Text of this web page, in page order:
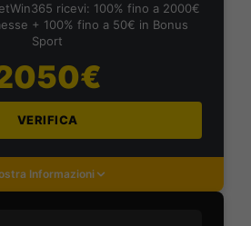
ricevi: 100% fino a 2000€
+ 100% fino a 50€ in Bonus
Sport
VERIFICA
Informazioni